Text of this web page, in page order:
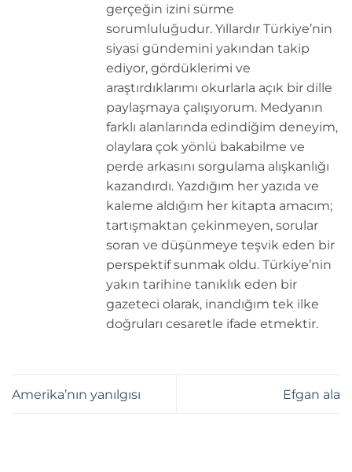
gerçeğin izini sürme
sorumluluğudur. Yıllardır Türkiye’nin
siyasi gündemini yakından takip
ediyor, gördüklerimi ve
araştırdıklarımı okurlarla açık bir dille
paylaşmaya çalışıyorum. Medyanın
farklı alanlarında edindiğim deneyim,
olaylara çok yönlü bakabilme ve
perde arkasını sorgulama alışkanlığı
kazandırdı. Yazdığım her yazıda ve
kaleme aldığım her kitapta amacım;
tartışmaktan çekinmeyen, sorular
soran ve düşünmeye teşvik eden bir
perspektif sunmak oldu. Türkiye’nin
yakın tarihine tanıklık eden bir
gazeteci olarak, inandığım tek ilke
doğruları cesaretle ifade etmektir.
Amerika’nın yanılgısı Efgan ala